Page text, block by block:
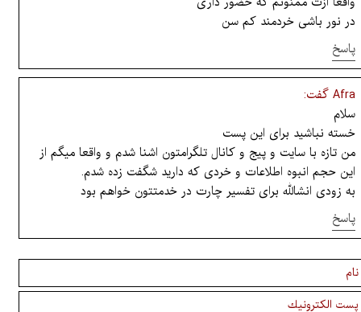
در نور باشی خردمند کم سن
پاسخ
Afra گفت:
سلام
خسته نباشید برای این پست
من تازه با سایت و پیج و کانال تلگرامتون اشنا شدم و واقعا میگم از
این حجم انبوه اطلاعات و خردی که دارید شگفت زده شدم.
به زودی انشالله برای تفسیر چارت در خدمتتون خواهم بود
پاسخ